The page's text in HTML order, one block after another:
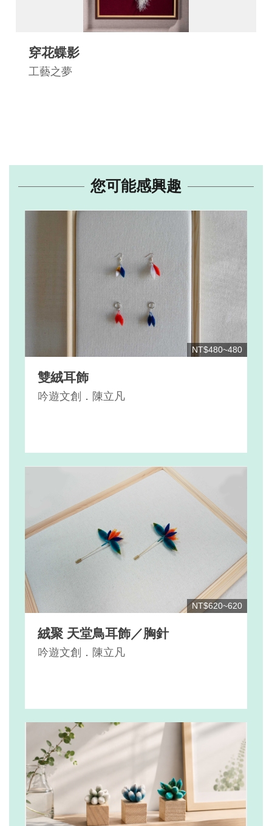
穿花蝶影
工藝之夢
您可能感興趣
NT$480~480
雙絨耳飾
吟遊文創．陳立凡
NT$620~620
絨聚 天堂鳥耳飾／胸針
吟遊文創．陳立凡